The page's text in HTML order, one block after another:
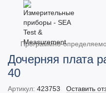
Программно-
Дочерняя плата
40
Артикул: 423753 Оставить